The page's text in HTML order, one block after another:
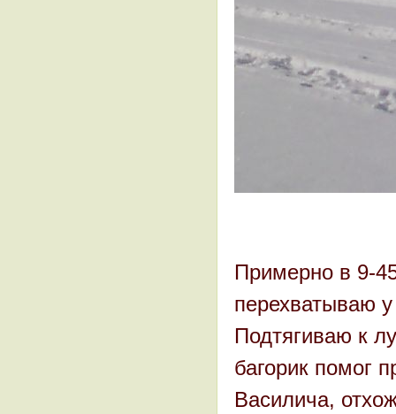
Примерно в 9-
перехватываю
Подтягиваю к
багорик помог
Василича,